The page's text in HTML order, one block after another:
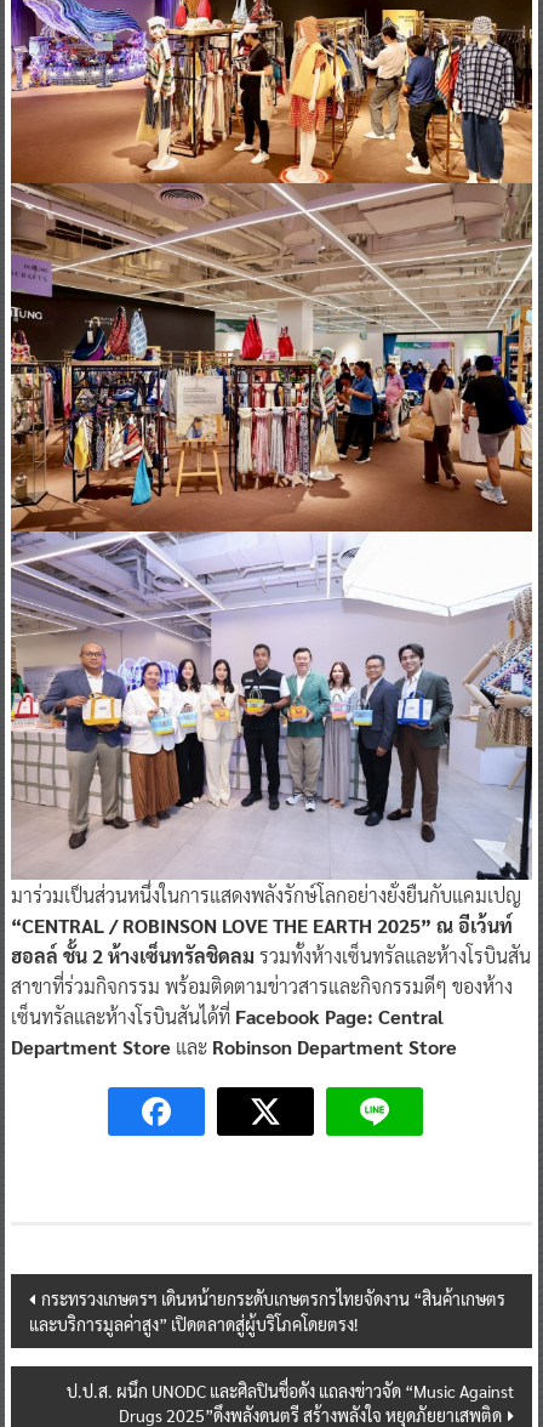
มาร่วมเป็นส่วนหนึ่งในการแสดงพลังรักษ์โลกอย่างยั่งยืนกับแคมเปญ
“CENTRAL / ROBINSON LOVE THE EARTH 2025” ณ อีเว้นท์
ฮอลล์ ชั้น 2 ห้างเซ็นทรัลชิดลม รวมทั้งห้างเซ็นทรัลและห้างโรบินสัน
สาขาที่ร่วมกิจกรรม พร้อมติดตามข่าวสารและกิจกรรมดีๆ ของห้าง
เซ็นทรัลและห้างโรบินสันได้ที่ Facebook Page: Central
Department Store และRobinson Department Store
Post
navigation
กระทรวงเกษตรฯ เดินหน้ายกระดับเกษตรกรไทยจัดงาน “สินค้าเกษตร
และบริการมูลค่าสูง” เปิดตลาดสู่ผู้บริโภคโดยตรง!
ป.ป.ส. ผนึก UNODC และศิลปินชื่อดัง แถลงข่าวจัด “Music Against
Drugs 2025”ดึงพลังดนตรี สร้างพลังใจ หยุดภัยยาเสพติด